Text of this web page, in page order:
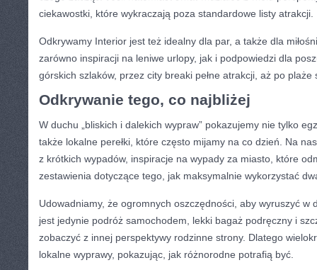
ciekawostki, które wykraczają poza standardowe listy atrakcji.
Odkrywamy Interior jest też idealny dla par, a także dla
zarówno inspiracji na leniwe urlopy, jak i podpowiedzi dla
górskich szlaków, przez city breaki pełne atrakcji, aż po plaże
Odkrywanie tego, co najbliżej
W duchu „bliskich i dalekich wypraw” pokazujemy nie tylko
także lokalne perełki, które często mijamy na co dzień. Na
z krótkich wypadów, inspiracje na wypady za miasto, które
zestawienia dotyczące tego, jak maksymalnie wykorzystać
Udowadniamy, że ogromnych oszczędności, aby wyruszyć w
jest jedynie podróż samochodem, lekki bagaż podręczny i
zobaczyć z innej perspektywy rodzinne strony. Dlatego
lokalne wyprawy, pokazując, jak różnorodne potrafią być.